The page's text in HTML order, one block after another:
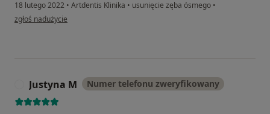
18 lutego 2022 • Artdentis Klinika • usunięcie zęba ósmego •
w opinii użytkownika Magdalena K.
zgłoś nadużycie
Justyna M Numer telefonu zweryfikowany